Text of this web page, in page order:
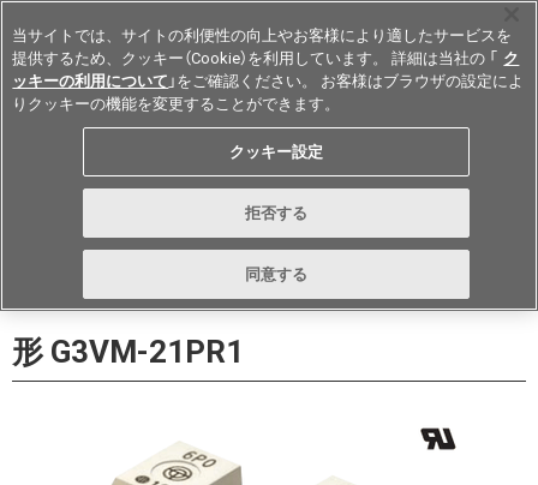
Japan
お問い合わせ
形 G3VM-21PR1
当サイトでは、サイトの利便性の向上やお客様により適したサービスを
提供するため、クッキー（Cookie）を利用しています。 詳細は当社の 「 ク
ッキーの利用について 」をご確認ください。 お客様はブラウザの設定によ
りクッキーの機能を変更することができます。
クッキー設定
拒否する
同意する